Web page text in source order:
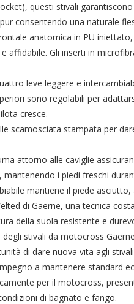
questi stivali
consentendo una naturale
anatomica in PU
affidabile. Gli inserti in
leve leggere e
sono regolabili per
cresce.
scamosciata stampata per
attorno alle caviglie
i piedi freschi
mantiene il piede
di Gaerne, una tecnica
della suola resistente e
stivali da motocross
di dare nuova vita agli
a mantenere standard
per il motocross,
di bagnato e fango.